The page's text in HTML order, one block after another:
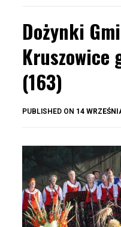
Dożynki
Kruszowice
(163)
PUBLISHED ON 14